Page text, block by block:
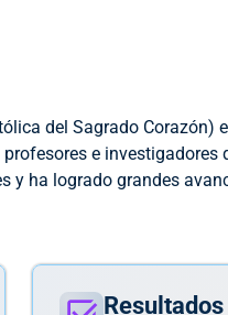
del Sagrado
e
y ha logrado grandes
Resultados